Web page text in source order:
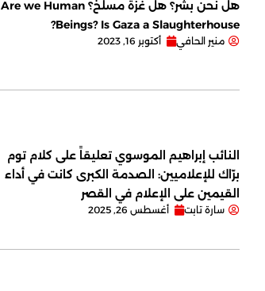
هل نحن بشر؟ هل غزة مسلخ؟ Are we Human
Beings? Is Gaza a Slaughterhouse?
منير الحافي أكتوبر 16, 2023
النائب إبراهيم الموسوي تعليقاً على كلام توم
برّاك للإعلاميين: الصدمة الكبرى كانت في أداء
القيمين على ‏الإعلام في القصر
سارة تابت أغسطس 26, 2025